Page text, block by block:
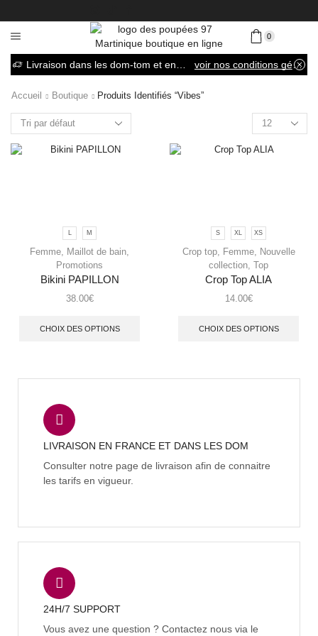
0
voir nos conditions générales de vente
Accueil Boutique Produits Identifiés “vibes”
L M
Femme Maillot de bain
Promotions
Bikini PAPILLON
38.00€
CHOIX DES OPTIONS
S XL XS
Crop top, Femme, Nouvelle
collection Top
Crop Top ALIA
14.00€
CHOIX DES OPTIONS
LIVRAISON EN FRANCE ET DANS LES DOM
Consulter notre page de livraison afin de connaitre
les tarifs en vigueur.
24H/7 SUPPORT
Vous avez une question ? Contactez nous via le